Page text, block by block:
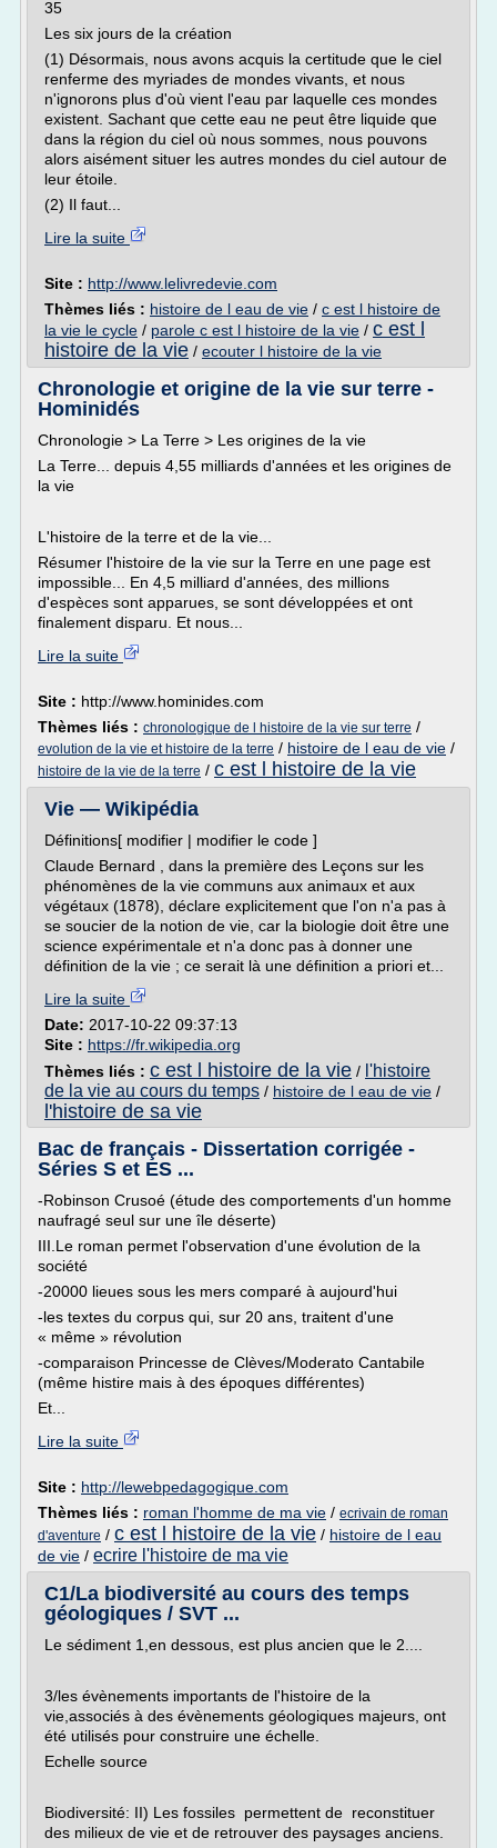
35
Les six jours de la création
(1) Désormais, nous avons acquis la certitude que le ciel
renferme des myriades de mondes vivants, et nous
n'ignorons plus d'où vient l'eau par laquelle ces mondes
existent. Sachant que cette eau ne peut être liquide que
dans la région du ciel où nous sommes, nous pouvons
alors aisément situer les autres mondes du ciel autour de
leur étoile.
(2) Il faut...
Lire la suite
Site : http://www.lelivredevie.com
Thèmes liés : histoire de l eau de vie / c est l histoire de
la vie le cycle / parole c est l histoire de la vie / c est l
histoire de la vie / ecouter l histoire de la vie
Chronologie et origine de la vie sur terre -
Hominidés
Chronologie > La Terre > Les origines de la vie
La Terre... depuis 4,55 milliards d'années et les origines de
la vie
L'histoire de la terre et de la vie...
Résumer l'histoire de la vie sur la Terre en une page est
impossible... En 4,5 milliard d'années, des millions
d'espèces sont apparues, se sont développées et ont
finalement disparu. Et nous...
Lire la suite
Site : http://www.hominides.com
Thèmes liés : chronologique de l histoire de la vie sur terre /
evolution de la vie et histoire de la terre / histoire de l eau de vie /
histoire de la vie de la terre / c est l histoire de la vie
Vie — Wikipédia
Définitions[ modifier | modifier le code ]
Claude Bernard , dans la première des Leçons sur les
phénomènes de la vie communs aux animaux et aux
végétaux (1878), déclare explicitement que l'on n'a pas à
se soucier de la notion de vie, car la biologie doit être une
science expérimentale et n'a donc pas à donner une
définition de la vie ; ce serait là une définition a priori et...
Lire la suite
Date: 2017-10-22 09:37:13
Site : https://fr.wikipedia.org
Thèmes liés : c est l histoire de la vie / l'histoire
de la vie au cours du temps / histoire de l eau de vie /
l'histoire de sa vie
Bac de français - Dissertation corrigée -
Séries S et ES ...
-Robinson Crusoé (étude des comportements d'un homme
naufragé seul sur une île déserte)
III.Le roman permet l'observation d'une évolution de la
société
-20000 lieues sous les mers comparé à aujourd'hui
-les textes du corpus qui, sur 20 ans, traitent d'une
« même » révolution
-comparaison Princesse de Clèves/Moderato Cantabile
(même histire mais à des époques différentes)
Et...
Lire la suite
Site : http://lewebpedagogique.com
Thèmes liés : roman l'homme de ma vie / ecrivain de roman
d'aventure / c est l histoire de la vie / histoire de l eau
de vie / ecrire l'histoire de ma vie
C1/La biodiversité au cours des temps
géologiques / SVT ...
Le sédiment 1,en dessous, est plus ancien que le 2....
3/les évènements importants de l'histoire de la
vie,associés à des évènements géologiques majeurs, ont
été utilisés pour construire une échelle.
Echelle source
Biodiversité: II) Les fossiles permettent de reconstituer
des milieux de vie et de retrouver des paysages anciens.